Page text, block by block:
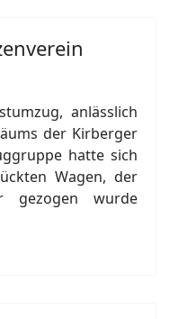
anlässlich
der Kirberger
hatte sich
Wagen, der
gezogen wurde